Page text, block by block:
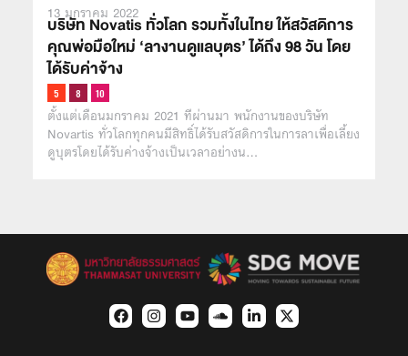
13 มกราคม 2022
บริษัท Novatis ทั่วโลก รวมทั้งในไทย ให้สวัสดิการ
คุณพ่อมือใหม่ ‘ลางานดูแลบุตร’ ได้ถึง 98 วัน โดย
ได้รับค่าจ้าง
ตั้งแต่เดือนมกราคม 2021 ทีผ่านมา พนักงานของบริษัท
Novartis ทั่วโลกทุกคนมีสิทธิ์ได้รับสวัสดิการในการลาเพื่อเลี้ยง
ดูบุตรโดยได้รับค่างจ้างเป็นเวลาอย่างน…